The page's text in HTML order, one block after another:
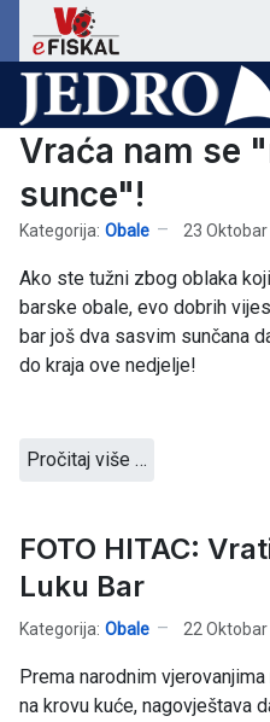
Vraća nam se
sunce"!
Kategorija: Obale 23
Ako ste tužni zbog oblaka
barske obale, evo dobrih
bar još dva sasvim sunčana
do kraja ove nedjelje!
Pročitaj više …
FOTO HITAC:
Luku Bar
Kategorija: Obale 22
Prema narodnim
na krovu kuće, nagovještava